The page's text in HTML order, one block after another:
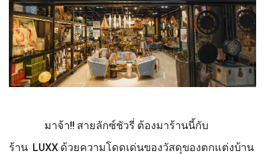
มาจ้า!! สายลักซ์ชัวรี่ ต้องมาร้านนี้กับ
ร้าน LUXX ด้วยความโดดเด่นของวัสดุของตกแต่งบ้าน